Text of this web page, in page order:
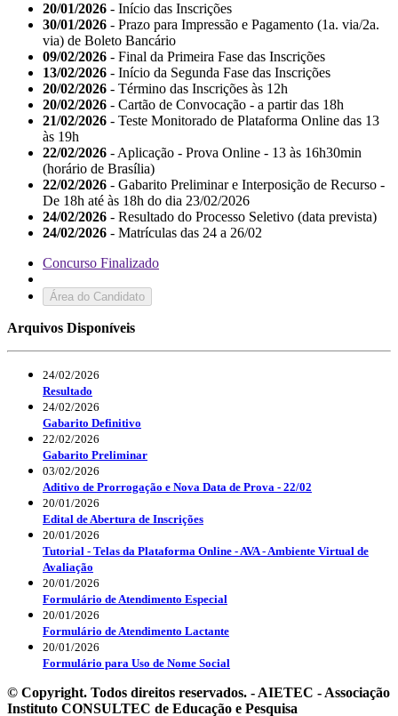
20/01/2026 - Início das Inscrições
30/01/2026 - Prazo para Impressão e Pagamento (1a. via/2a.
via) de Boleto Bancário
09/02/2026 - Final da Primeira Fase das Inscrições
13/02/2026 - Início da Segunda Fase das Inscrições
20/02/2026 - Término das Inscrições às 12h
20/02/2026 - Cartão de Convocação - a partir das 18h
21/02/2026 - Teste Monitorado de Plataforma Online das 13
às 19h
22/02/2026 - Aplicação - Prova Online - 13 às 16h30min
(horário de Brasília)
22/02/2026 - Gabarito Preliminar e Interposição de Recurso -
De 18h até às 18h do dia 23/02/2026
24/02/2026 - Resultado do Processo Seletivo (data prevista)
24/02/2026 - Matrículas das 24 a 26/02
Concurso Finalizado
Área do Candidato
Arquivos Disponíveis
24/02/2026
Resultado
24/02/2026
Gabarito Definitivo
22/02/2026
Gabarito Preliminar
03/02/2026
Aditivo de Prorrogação e Nova Data de Prova - 22/02
20/01/2026
Edital de Abertura de Inscrições
20/01/2026
Tutorial - Telas da Plataforma Online - AVA - Ambiente Virtual de
Avaliação
20/01/2026
Formulário de Atendimento Especial
20/01/2026
Formulário de Atendimento Lactante
20/01/2026
Formulário para Uso de Nome Social
© Copyright. Todos direitos reservados. - AIETEC - Associação
Instituto CONSULTEC de Educação e Pesquisa